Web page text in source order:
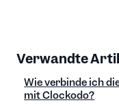
Verwandte
Wie verbinde ich
mit Clockodo?